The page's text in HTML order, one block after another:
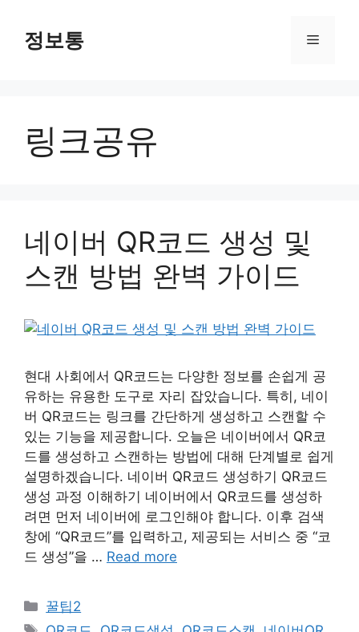
content정보통 Menu
링크공유
네이버 QR코드 생성 및
스캔 방법 완벽 가이드
현대 사회에서 QR코드는 다양한 정보를 손쉽게 공
유하는 유용한 도구로 자리 잡았습니다. 특히, 네이
버 QR코드는 링크를 간단하게 생성하고 스캔할 수
있는 기능을 제공합니다. 오늘은 네이버에서 QR코
드를 생성하고 스캔하는 방법에 대해 단계별로 쉽게
설명하겠습니다. 네이버 QR코드 생성하기 QR코드
생성 과정 이해하기 네이버에서 QR코드를 생성하
려면 먼저 네이버에 로그인해야 합니다. 이후 검색
창에 “QR코드”를 입력하고, 제공되는 서비스 중 “코
드 생성”을 … Read more
Categories
꿀팁2
Tags